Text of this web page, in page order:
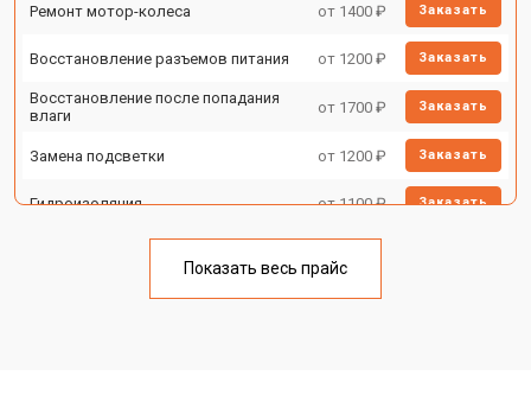
Ремонт мотор-колеса от 1400 ₽ Заказать
Восстановление разъемов питания от 1200 ₽ Заказать
Восстановление после попадания
влаги
от 1700 ₽ Заказать
Замена подсветки от 1200 ₽ Заказать
Гидроизоляция от 1100 ₽ Заказать
Ремонт платы управления
Замена аккумулятора от 1000 ₽
Показать весь прайс